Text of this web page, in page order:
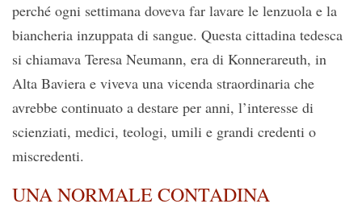
perché ogni settimana doveva far lavare le lenzuola e la
biancheria inzuppata di sangue. Questa cittadina tedesca
si chiamava Teresa Neumann, era di Konnerareuth, in
Alta Baviera e viveva una vicenda straordinaria che
avrebbe continuato a destare per anni, l’interesse di
scienziati, medici, teologi, umili e grandi credenti o
miscredenti.
UNA NORMALE CONTADINA